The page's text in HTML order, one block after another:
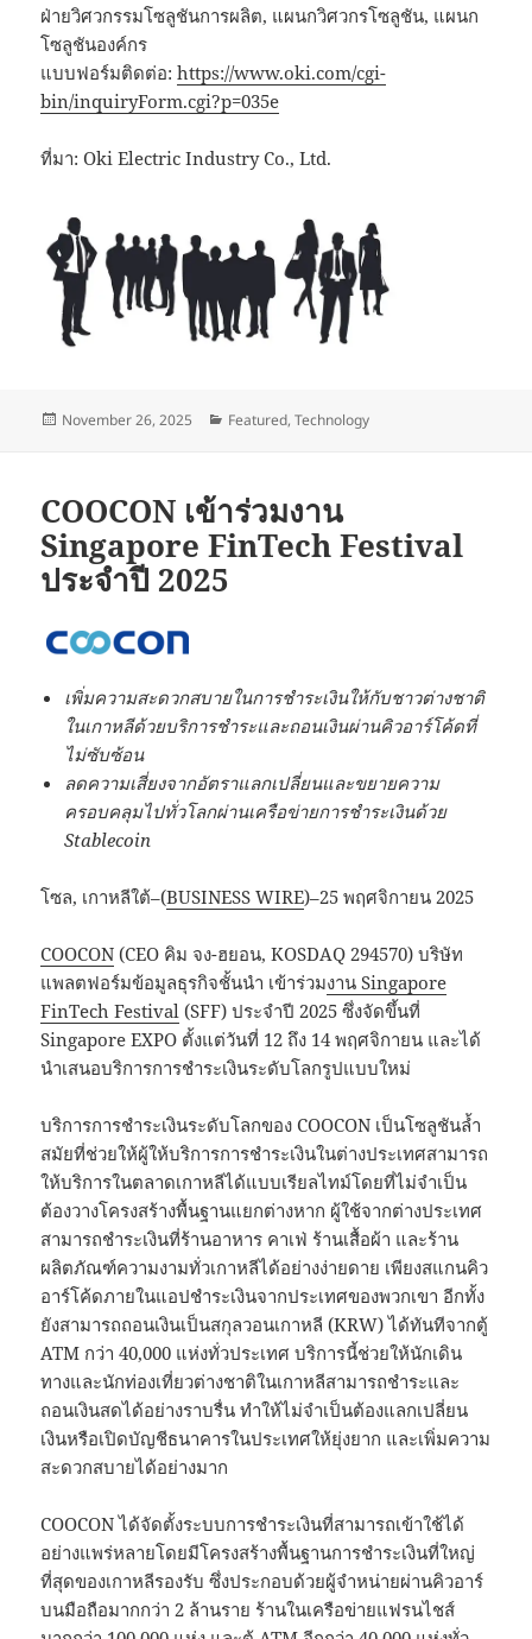
ฝ่ายวิศวกรรมโซลูชันการผลิต, แผนกวิศวกรโซลูชัน, แผนก
โซลูชันองค์กร
แบบฟอร์มติดต่อ:https://www.oki.com/cgi-
bin/inquiryForm.cgi?p=035e
ที่มา: Oki Electric Industry Co., Ltd.
Posted
November 26, 2025 Categories
Featured,Technology
COOCON เข้าร่วมงาน
Singapore FinTech Festival
ประจำปี 2025
เพิ่มความสะดวกสบายในการชำระเงินให้กับชาวต่างชาติ
ในเกาหลีด้วยบริการชำระและถอนเงินผ่านคิวอาร์โค้ดที่
ไม่ซับซ้อน
ลดความเสี่ยงจากอัตราแลกเปลี่ยนและขยายความ
ครอบคลุมไปทั่วโลกผ่านเครือข่ายการชำระเงินด้วย
Stablecoin
โซล, เกาหลีใต้–(BUSINESS WIRE)–25 พฤศจิกายน 2025
COOCON (CEO คิม จง-ฮยอน, KOSDAQ 294570) บริษัท
แพลตฟอร์มข้อมูลธุรกิจชั้นนำ เข้าร่วมงาน Singapore
FinTech Festival (SFF) ประจำปี 2025 ซึ่งจัดขึ้นที่
Singapore EXPO ตั้งแต่วันที่ 12 ถึง 14 พฤศจิกายน และได้
นำเสนอบริการการชำระเงินระดับโลกรูปแบบใหม่
บริการการชำระเงินระดับโลกของ COOCON เป็นโซลูชันล้ำ
สมัยที่ช่วยให้ผู้ให้บริการการชำระเงินในต่างประเทศสามารถ
ให้บริการในตลาดเกาหลีได้แบบเรียลไทม์โดยที่ไม่จำเป็น
ต้องวางโครงสร้างพื้นฐานแยกต่างหาก ผู้ใช้จากต่างประเทศ
สามารถชำระเงินที่ร้านอาหาร คาเฟ่ ร้านเสื้อผ้า และร้าน
ผลิตภัณฑ์ความงามทั่วเกาหลีได้อย่างง่ายดาย เพียงสแกนคิว
อาร์โค้ดภายในแอปชำระเงินจากประเทศของพวกเขา อีกทั้ง
ยังสามารถถอนเงินเป็นสกุลวอนเกาหลี (KRW) ได้ทันทีจากตู้
ATM กว่า 40,000 แห่งทั่วประเทศ บริการนี้ช่วยให้นักเดิน
ทางและนักท่องเที่ยวต่างชาติในเกาหลีสามารถชำระและ
ถอนเงินสดได้อย่างราบรื่น ทำให้ไม่จำเป็นต้องแลกเปลี่ยน
เงินหรือเปิดบัญชีธนาคารในประเทศให้ยุ่งยาก และเพิ่มความ
สะดวกสบายได้อย่างมาก
COOCON ได้จัดตั้งระบบการชำระเงินที่สามารถเข้าใช้ได้
อย่างแพร่หลายโดยมีโครงสร้างพื้นฐานการชำระเงินที่ใหญ่
ที่สุดของเกาหลีรองรับ ซึ่งประกอบด้วยผู้จำหน่ายผ่านคิวอาร์
บนมือถือมากกว่า 2 ล้านราย ร้านในเครือข่ายแฟรนไชส์